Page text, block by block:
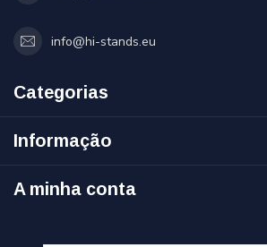
info@hi-stands.eu
Categorias
Informação
A minha conta